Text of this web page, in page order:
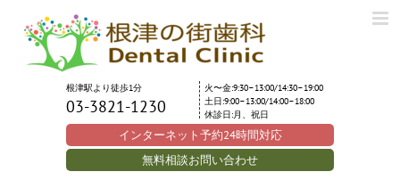
content
根津駅より徒歩1分
03-3821-1230
火〜金:9:30–13:00/14:30–19:00
土日:9:00–13:00/14:00–18:00
休診日:月、祝日
インターネット予約24時間対応
無料相談お問い合わせ